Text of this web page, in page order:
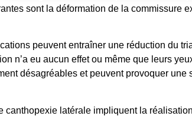
sont la déformation de la commissure
peuvent entraîner une réduction du
n’a eu aucun effet ou même que leurs
désagréables et peuvent provoquer
canthopexie latérale impliquent la